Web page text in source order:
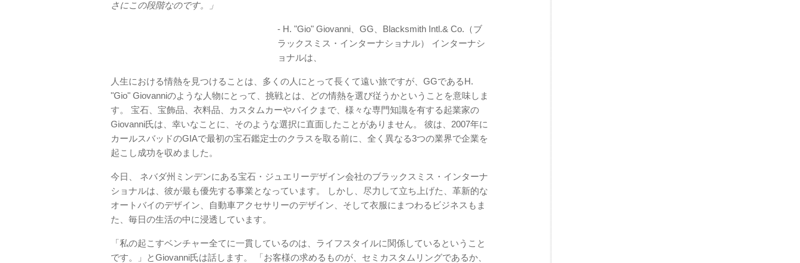
さにこの段階なのです。」
- H. "Gio" Giovanni、GG、Blacksmith Intl.& Co.（ブ
ラックスミス・インターナショナル） インターナシ
ョナルは、
人生における情熱を見つけることは、多くの人にとって長くて遠い旅ですが、GGであるH.
"Gio" Giovanniのような人物にとって、挑戦とは、どの情熱を選び従うかということを意味しま
す。 宝石、宝飾品、衣料品、カスタムカーやバイクまで、様々な専門知識を有する起業家の
Giovanni氏は、幸いなことに、そのような選択に直面したことがありません。 彼は、2007年に
カールスバッドのGIAで最初の宝石鑑定士のクラスを取る前に、全く異なる3つの業界で企業を
起こし成功を収めました。
今日、 ネバダ州ミンデンにある宝石・ジュエリーデザイン会社のブラックスミス・インターナ
ショナルは、彼が最も優先する事業となっています。 しかし、尽力して立ち上げた、革新的な
オートバイのデザイン、自動車アクセサリーのデザイン、そして衣服にまつわるビジネスもま
た、毎日の生活の中に浸透しています。
「私の起こすベンチャー全てに一貫しているのは、ライフスタイルに関係しているということ
です。」とGiovanni氏は話します。 「お客様の求めるものが、セミカスタムリングであるか、